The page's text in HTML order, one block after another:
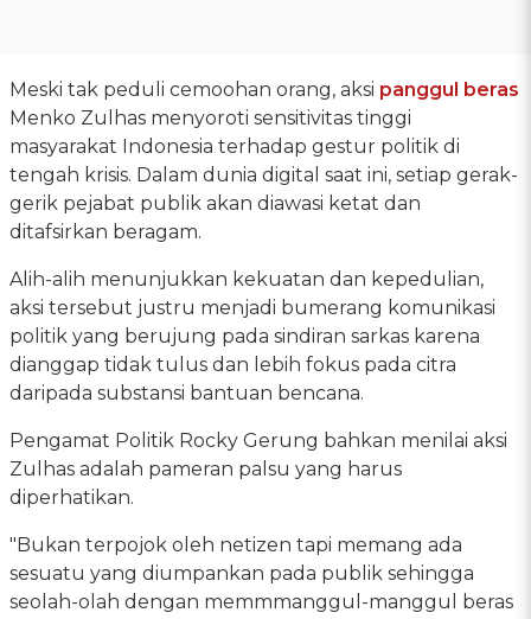
Meski tak peduli cemoohan orang, aksi panggul beras
Menko Zulhas menyoroti sensitivitas tinggi
masyarakat Indonesia terhadap gestur politik di
tengah krisis. Dalam dunia digital saat ini, setiap gerak-
gerik pejabat publik akan diawasi ketat dan
ditafsirkan beragam.
Alih-alih menunjukkan kekuatan dan kepedulian,
aksi tersebut justru menjadi bumerang komunikasi
politik yang berujung pada sindiran sarkas karena
dianggap tidak tulus dan lebih fokus pada citra
daripada substansi bantuan bencana.
Pengamat Politik Rocky Gerung bahkan menilai aksi
Zulhas adalah pameran palsu yang harus
diperhatikan.
"Bukan terpojok oleh netizen tapi memang ada
sesuatu yang diumpankan pada publik sehingga
seolah-olah dengan memmmanggul-manggul beras